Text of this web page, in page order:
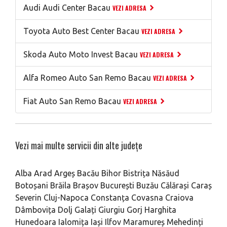
Audi Audi Center Bacau VEZI ADRESA
Toyota Auto Best Center Bacau VEZI ADRESA
Skoda Auto Moto Invest Bacau VEZI ADRESA
Alfa Romeo Auto San Remo Bacau VEZI ADRESA
Fiat Auto San Remo Bacau VEZI ADRESA
Vezi mai multe servicii din alte județe
Alba Arad Argeș Bacău Bihor Bistrița Năsăud
Botoșani Brăila Brașov București Buzău Călărași Caraș
Severin Cluj-Napoca Constanța Covasna Craiova
Dâmbovița Dolj Galați Giurgiu Gorj Harghita
Hunedoara Ialomița Iași Ilfov Maramureș Mehedinți